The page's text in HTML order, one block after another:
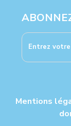
Mentions